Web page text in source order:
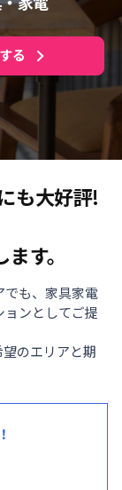
る
も大好評!
す。
でも、家具家電
ンとしてご提
のエリアと期